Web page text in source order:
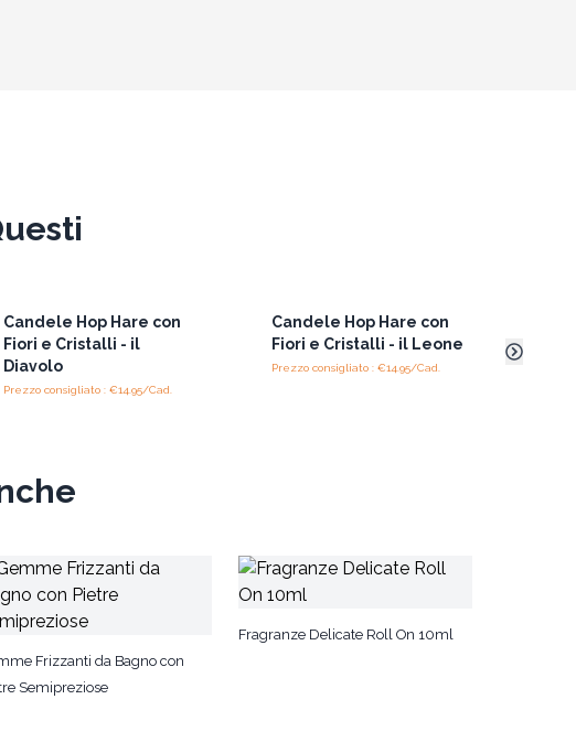
Candele Hop Hare con
Fiori e Cristalli - il
Diavolo
Prezzo consigliato : €14.95/Cad.
Candele Hop Hare con
Fiori e Cristalli - il Leone
Prezzo consigliato : €14.95/Cad.
Frizzanti da Bagno con
Semipreziose
Fragranze Delicate Roll On 10ml